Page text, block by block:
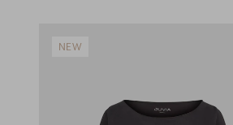
NEW